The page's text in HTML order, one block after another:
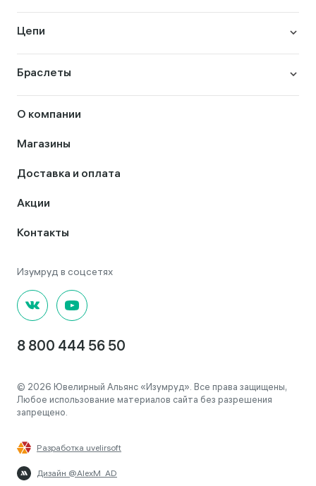
Цепи
Браслеты
О компании
Магазины
Доставка и оплата
Акции
Контакты
8 800 444 56 50
© 2026 Ювелирный Альянс «Изумруд». Все права защищены,
Любое использование материалов сайта без разрешения
запрещено.
Разработка uvelirsoft
Дизайн @AlexM_AD